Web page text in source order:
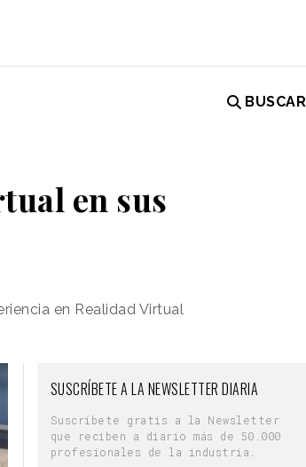
BUSCAR
en sus
en Realidad Virtual
SUSCRÍBETE A LA NEWSLETTER DIARIA
Suscríbete gratis a la Newsletter
que reciben a diario más de 50.000
profesionales de la industria.